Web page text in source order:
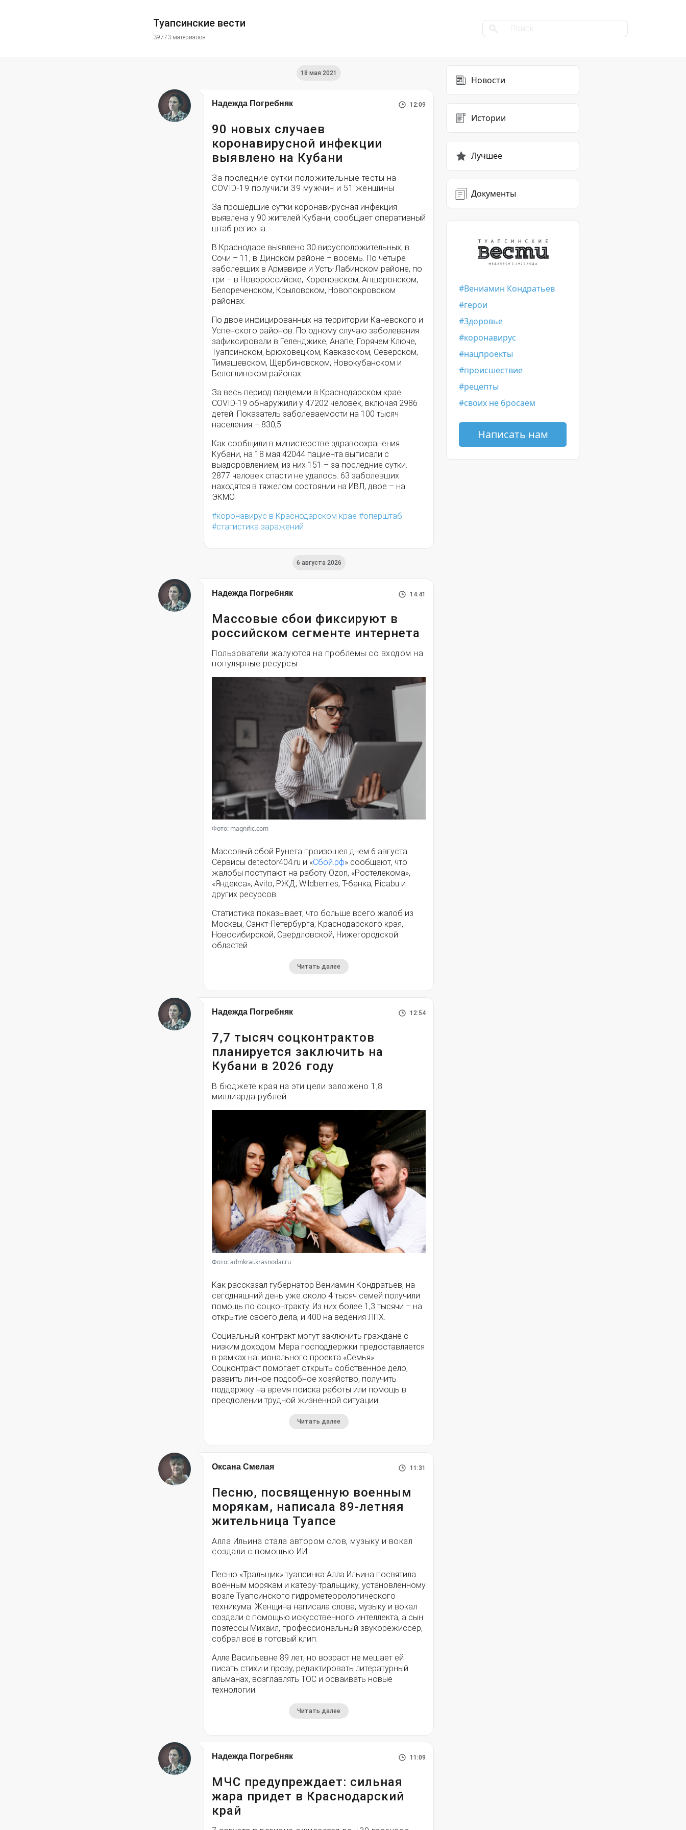
Туапсинские вести
39773 материалов
18 мая 2021
Надежда Погребняк 12:09
90 новых случаев
коронавирусной инфекции
выявлено на Кубани
За последние сутки положительные тесты на
COVID-19 получили 39 мужчин и 51 женщины
За прошедшие сутки коронавирусная инфекция
выявлена у 90 жителей Кубани, сообщает оперативный
штаб региона.
В Краснодаре выявлено 30 вирусположительных, в
Сочи – 11, в Динском районе – восемь. По четыре
заболевших в Армавире и Усть-Лабинском районе, по
три – в Новороссийске, Кореновском, Апшеронском,
Белореченском, Крыловском, Новопокровском
районах.
По двое инфицированных на территории Каневского и
Успенского районов. По одному случаю заболевания
зафиксировали в Геленджике, Анапе, Горячем Ключе,
Туапсинском, Брюховецком, Кавказском, Северском,
Тимашевском, Щербиновском, Новокубанском и
Белоглинском районах.
За весь период пандемии в Краснодарском крае
COVID-19 обнаружили у 47202 человек, включая 2986
детей. Показатель заболеваемости на 100 тысяч
населения – 830,5.
Как сообщили в министерстве здравоохранения
Кубани, на 18 мая 42044 пациента выписали с
выздоровлением, из них 151 – за последние сутки.
2877 человек спасти не удалось. 63 заболевших
находятся в тяжелом состоянии на ИВЛ, двое – на
ЭКМО.
коронавирус в Краснодарском крае
оперштаб
статистика заражений
6 августа 2026
Надежда Погребняк 14:41
Массовые сбои фиксируют в
российском сегменте интернета
Пользователи жалуются на проблемы со входом на
популярные ресурсы
Фото: magnific.com
Массовый сбой Рунета произошел днем 6 августа.
Сервисы detector404.ru и «Сбой.рф» сообщают, что
жалобы поступают на работу Ozon, «Ростелекома»,
«Яндекса», Avito, РЖД, Wildberries, Т-банка, Picabu и
других ресурсов.
Статистика показывает, что больше всего жалоб из
Москвы, Санкт-Петербурга, Краснодарского края,
Новосибирской, Свердловской, Нижегородской
областей.
Читать далее
Надежда Погребняк 12:54
7,7 тысяч соцконтрактов
планируется заключить на
Кубани в 2026 году
В бюджете края на эти цели заложено 1,8
миллиарда рублей
Фото: admkrai.krasnodar.ru
Как рассказал губернатор Вениамин Кондратьев, на
сегодняшний день уже около 4 тысяч семей получили
помощь по соцконтракту. Из них более 1,3 тысячи – на
открытие своего дела, и 400 на ведения ЛПХ.
Социальный контракт могут заключить граждане с
низким доходом. Мера господдержки предоставляется
в рамках национального проекта «Семья».
Соцконтракт помогает открыть собственное дело,
развить личное подсобное хозяйство, получить
поддержку на время поиска работы или помощь в
преодолении трудной жизненной ситуации.
Читать далее
Оксана Смелая 11:31
Песню, посвященную военным
морякам, написала 89-летняя
жительница Туапсе
Алла Ильина стала автором слов, музыку и вокал
создали с помощью ИИ
Песню «Тральщик» туапсинка Алла Ильина посвятила
военным морякам и катеру-тральщику, установленному
возле Туапсинского гидрометеорологического
техникума. Женщина написала слова, музыку и вокал
создали с помощью искусственного интеллекта, а сын
поэтессы Михаил, профессиональный звукорежиссёр,
собрал всё в готовый клип.
Алле Васильевне 89 лет, но возраст не мешает ей
писать стихи и прозу, редактировать литературный
альманах, возглавлять ТОС и осваивать новые
технологии.
Читать далее
Надежда Погребняк 11:09
МЧС предупреждает: сильная
жара придет в Краснодарский
край
Новости
Истории
Лучшее
Документы
Вениамин Кондратьев
герои
Здоровье
коронавирус
нацпроекты
происшествие
рецепты
своих не бросаем
Написать нам